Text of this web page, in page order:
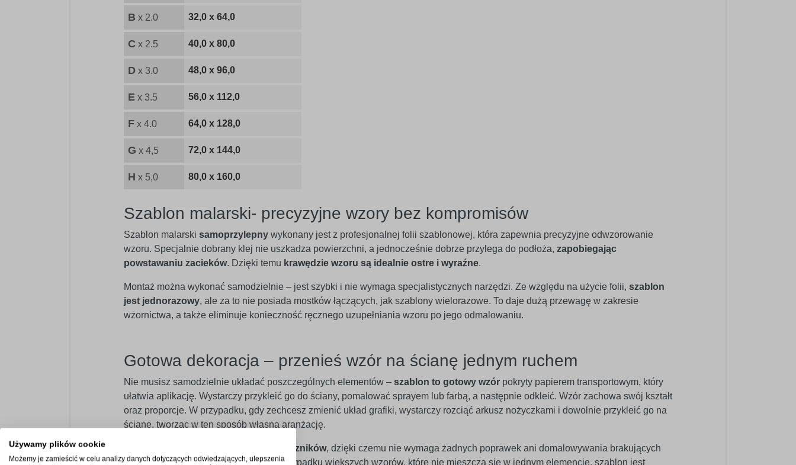
B x 2.0 32,0 x 64,0
C x 2.5 40,0 x 80,0
D x 3.0 48,0 x 96,0
E x 3.5 56,0 x 112,0
F x 4.0 64,0 x 128,0
G x 4,5 72,0 x 144,0
H x 5,0 80,0 x 160,0
Szablon malarski- precyzyjne wzory bez kompromisów
Szablon malarski samoprzylepny wykonany jest z profesjonalnej folii szablonowej, która zapewnia precyzyjne odwzorowanie
wzoru. Specjalnie dobrany klej nie uszkadza powierzchni, a jednocześnie dobrze przylega do podłoża, zapobiegając
powstawaniu zacieków. Dzięki temu krawędzie wzoru są idealnie ostre i wyraźne.
Montaż można wykonać samodzielnie – jest szybki i nie wymaga specjalistycznych narzędzi. Ze względu na użycie folii, szablon
jest jednorazowy, ale za to nie posiada mostków łączących, jak szablony wielorazowe. To daje dużą przewagę w zakresie
wzornictwa, a także eliminuje konieczność ręcznego uzupełniania wzoru po jego odmalowaniu.
Gotowa dekoracja – przenieś wzór na ścianę jednym ruchem
Nie musisz samodzielnie układać poszczególnych elementów – szablon to gotowy wzór pokryty papierem transportowym, który
ułatwia aplikację. Wystarczy przykleić go do ściany, pomalować sprayem lub farbą, a następnie odkleić. Wzór zachowa swój kształt
oraz proporcje. W przypadku, gdy zechcesz zmienić układ grafiki, wystarczy rozciąć arkusz nożyczkami i dowolnie przykleić go na
ścianę, tworząc w ten sposób własną aranżację.
nie posiada łączników, dzięki czemu nie wymaga żadnych poprawek ani domalowywania brakujących
elementów po jego odmalowaniu. W przypadku większych wzorów, które nie mieszczą się w jednym elemencie, szablon jest
Używamy plików cookie
Możemy je zamieścić w celu analizy danych dotyczących odwiedzających, ulepszenia